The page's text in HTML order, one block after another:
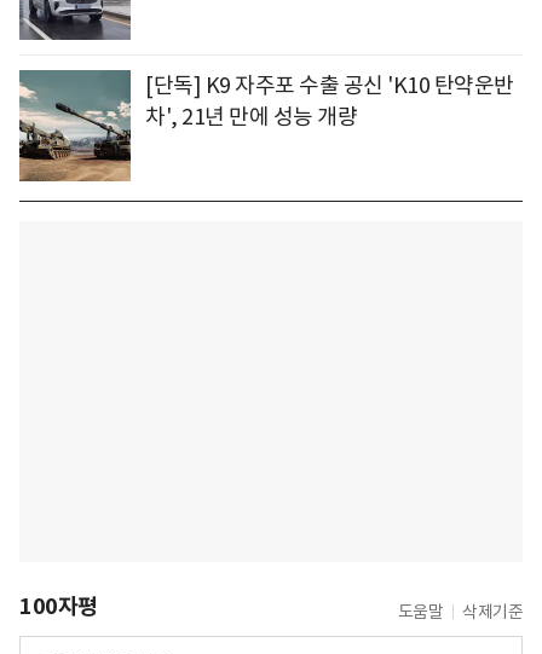
[단독] K9 자주포 수출 공신 'K10 탄약운반
차', 21년 만에 성능 개량
100자평 도움말 삭제기준